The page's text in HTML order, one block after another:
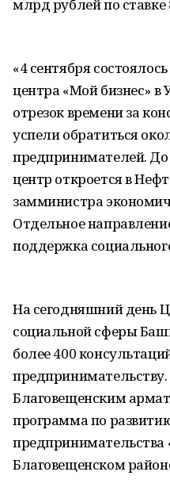
млрд рублей по ставке
«4 сентября
центра «Мой бизнес» в
отрезок времени за
успели обратиться
предпринимателей.
центр откроется в
замминистра
Отдельное
поддержка
На сегодняшний день
социальной сферы
более 400
предпринимательству.
Благовещенским
программа по
предпринимательства
Благовещенском